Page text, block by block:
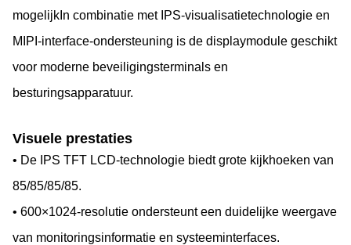
mogelijkIn combinatie met IPS-visualisatietechnologie en
MIPI-interface-ondersteuning is de displaymodule geschikt
voor moderne beveiligingsterminals en
besturingsapparatuur.
Visuele prestaties
• De IPS TFT LCD-technologie biedt grote kijkhoeken van
85/85/85/85.
• 600×1024-resolutie ondersteunt een duidelijke weergave
van monitoringsinformatie en systeeminterfaces.